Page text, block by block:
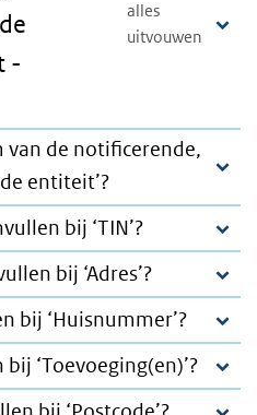
-
van de notificerende,
entiteit’?
bij ‘TIN’?
bij ‘Adres’?
bij ‘Huisnummer’?
‘Toevoeging(en)’?